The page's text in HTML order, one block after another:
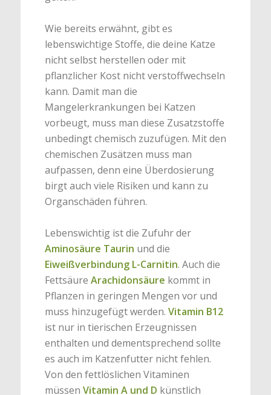
Wie bereits erwähnt, gibt es
lebenswichtige Stoffe, die deine Katze
nicht selbst herstellen oder mit
pflanzlicher Kost nicht verstoffwechseln
kann. Damit man die
Mangelerkrankungen bei Katzen
vorbeugt, muss man diese Zusatzstoffe
unbedingt chemisch zuzufügen. Mit den
chemischen Zusätzen muss man
aufpassen, denn eine Überdosierung
birgt auch viele Risiken und kann zu
Organschäden führen.
Lebenswichtig ist die Zufuhr der
Aminosäure Taurin und die
Eiweißverbindung L-Carnitin. Auch die
Fettsäure Arachidonsäure kommt in
Pflanzen in geringen Mengen vor und
muss hinzugefügt werden. Vitamin B12
ist nur in tierischen Erzeugnissen
enthalten und dementsprechend sollte
es auch im Katzenfutter nicht fehlen.
Von den fettlöslichen Vitaminen
müssen Vitamin A und D künstlich